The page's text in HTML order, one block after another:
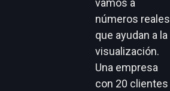
vamos a
números reales
que ayudan a la
visualización.
Una empresa
con 20 clientes